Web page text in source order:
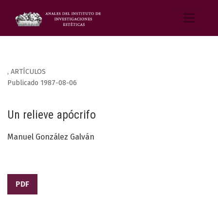
, ARTÍCULOS
Un relieve apócrifo
Publicado 1987-08-06
Manuel González Galván
PDF